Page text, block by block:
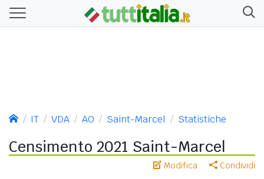
IT VDA AO Saint-Marcel Statistiche
Censimento 2021 Saint-Marcel
Modifica Condividi